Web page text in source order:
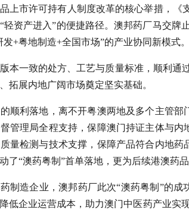
上市许可持有人制度改革的核心举措，
轻资产进入”的便捷路径。澳邦药厂马交牌
+粤地制造+全国市场”的产业协同新模式。
本一致的处方、工艺与质量标准，顺利
拓展内地广阔市场奠定坚实基础。
顺利落地，离不开粤澳两地及多个主管
管理局全程支持，保障澳门持证主体与
量检测与技术支撑，保障产品符合内地
了“澳药粤制”首单落地，更为后续港澳
制造企业，澳邦药厂此次“澳药粤制”的
低企业运营成本，助力澳门中医药产业实